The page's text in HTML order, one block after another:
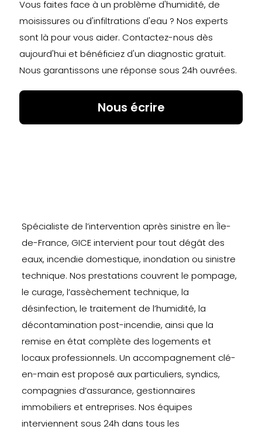
Vous faites face à un problème d'humidité, de
moisissures ou d'infiltrations d'eau ? Nos experts
sont là pour vous aider. Contactez-nous dès
aujourd'hui et bénéficiez d'un diagnostic gratuit.
Nous garantissons une réponse sous 24h ouvrées.
Nous écrire
Spécialiste de l’intervention après sinistre en Île-
de-France, GICE intervient pour tout dégât des
eaux, incendie domestique, inondation ou sinistre
technique. Nos prestations couvrent le pompage,
le curage, l’assèchement technique, la
désinfection, le traitement de l’humidité, la
décontamination post-incendie, ainsi que la
remise en état complète des logements et
locaux professionnels. Un accompagnement clé-
en-main est proposé aux particuliers, syndics,
compagnies d’assurance, gestionnaires
immobiliers et entreprises. Nos équipes
interviennent sous 24h dans tous les